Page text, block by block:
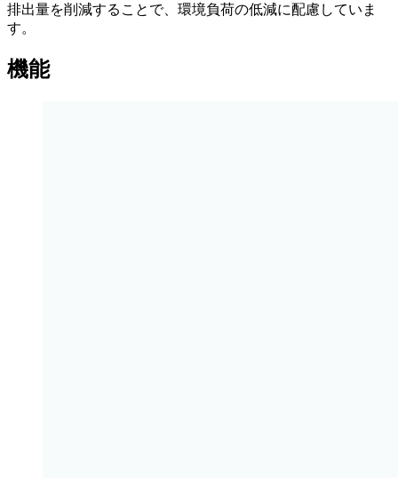
排出量を削減することで、環境負荷の低減に配慮していま
す。
機能